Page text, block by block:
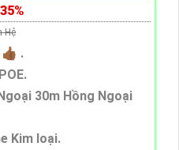
Hệ
.
30m Hồng Ngoại
Kim loại.